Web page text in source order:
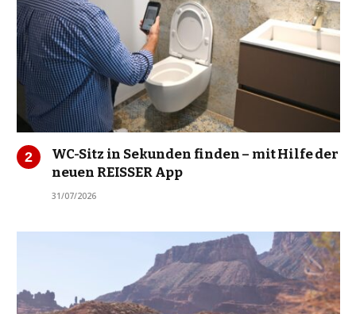
WC-Sitz in Sekunden finden – mit Hilfe der
neuen REISSER App
31/07/2026